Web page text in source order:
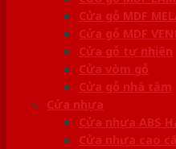
Cửa gỗ MDF
Cửa gỗ MDF
Cửa gỗ tự nhiên
Cửa vòm gỗ
Cửa gỗ nhà tắm
Cửa nhựa
Cửa nhựa ABS
Cửa nhựa cao